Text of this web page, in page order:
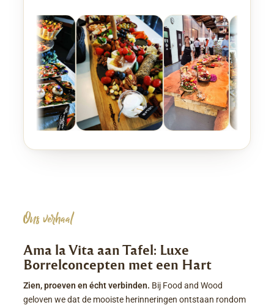
Ons verhaal
Ama la Vita aan Tafel: Luxe
Borrelconcepten met een Hart
Zien, proeven en écht verbinden. Bij Food and Wood
geloven we dat de mooiste herinneringen ontstaan rondom